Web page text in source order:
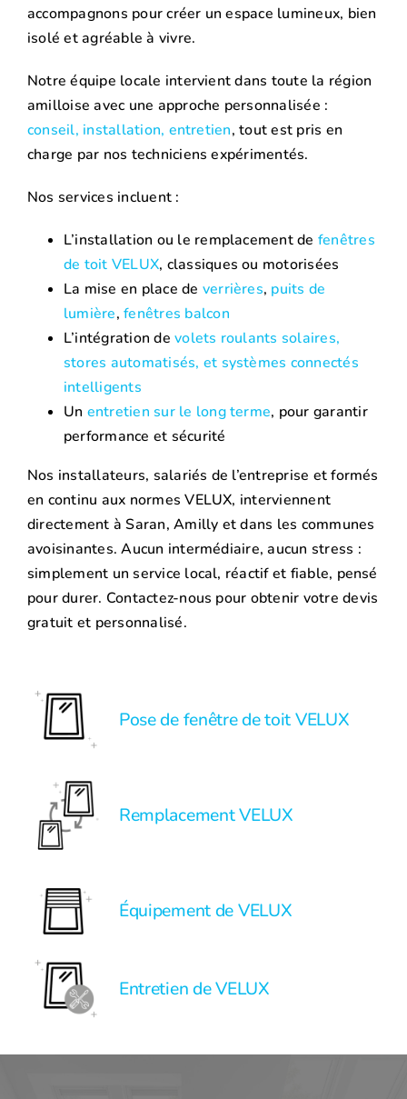
accompagnons pour créer un espace lumineux, bien
isolé et agréable à vivre.
Notre équipe locale intervient dans toute la région
amilloise avec une approche personnalisée :
conseil, installation, entretien, tout est pris en
charge par nos techniciens expérimentés.
Nos services incluent :
L’installation ou le remplacement de fenêtres
de toit VELUX, classiques ou motorisées
La mise en place de verrières, puits de
lumière,fenêtres balcon
L’intégration devolets roulants solaires,
stores automatisés, et systèmes connectés
intelligents
Un entretien sur le long terme, pour garantir
performance et sécurité
Nos installateurs, salariés de l’entreprise et formés
en continu aux normes VELUX, interviennent
directement à Saran, Amilly et dans les communes
avoisinantes. Aucun intermédiaire, aucun stress :
simplement un service local, réactif et fiable, pensé
pour durer. Contactez-nous pour obtenir votre devis
gratuit et personnalisé.
Pose de fenêtre de toit VELUX
Remplacement VELUX
Équipement de VELUX
Entretien de VELUX